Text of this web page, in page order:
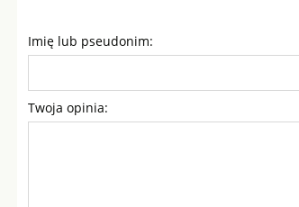
Imię lub pseudonim:
Twoja opinia: